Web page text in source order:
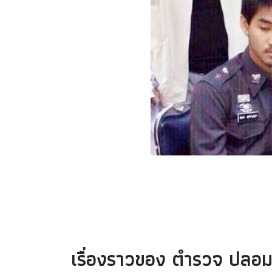
เรื่องราวของ ตำรวจ ปลอม